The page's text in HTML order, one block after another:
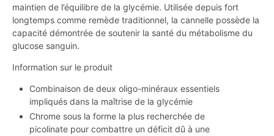
maintien de l’équilibre de la glycémie. Utilisée depuis fort
longtemps comme remède traditionnel, la cannelle possède la
capacité démontrée de soutenir la santé du métabolisme du
glucose sanguin.
Information sur le produit
Combinaison de deux oligo-minéraux essentiels
impliqués dans la maîtrise de la glycémie
Chrome sous la forme la plus recherchée de
picolinate pour combattre un déficit dû à une